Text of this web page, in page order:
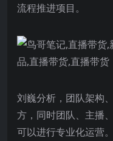
流程推进项目。
刘巍分析，团队架构
方，同时团队、主播
可以进行专业化运营。